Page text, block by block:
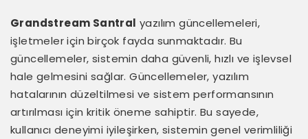
Grandstream Santral yazılım güncellemeleri,
işletmeler için birçok fayda sunmaktadır. Bu
güncellemeler, sistemin daha güvenli, hızlı ve işlevsel
hale gelmesini sağlar. Güncellemeler, yazılım
hatalarının düzeltilmesi ve sistem performansının
artırılması için kritik öneme sahiptir. Bu sayede,
kullanıcı deneyimi iyileşirken, sistemin genel verimliliği